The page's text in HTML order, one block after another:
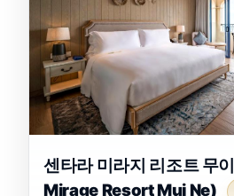
센타라 미라지 리조트 무
Mirage Resort Mui Ne)